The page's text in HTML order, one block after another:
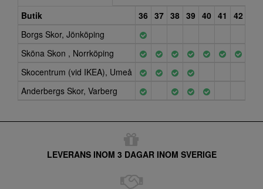
Butik
36 37 38 39 40 41
42
Borgs Skor, Jönköping
Sköna Skon , Norrköping
Skocentrum (vid IKEA), Umeå
Anderbergs Skor, Varberg
LEVERANS INOM 3 DAGAR INOM SVERIGE